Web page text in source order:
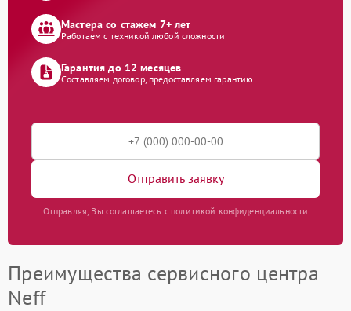
Мастера со стажем 7+ лет
Работаем с техникой любой сложности
Гарантия до 12 месяцев
Составляем договор, предоставляем гарантию
Отправить заявку
Отправляя, Вы соглашаетесь с политикой конфиденциальности
Преимущества сервисного центра
Neff